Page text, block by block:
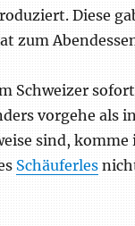
Diese
zum
Schweizer
vorgehe als
sind,
Schäuferles